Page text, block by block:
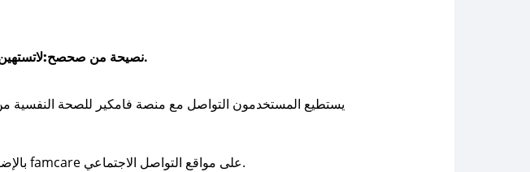
نصيحة من صحصح:لاتستهين بصحتك النفسية، فامكير يوفر أخصائيين مرخصين يمختلف التخصصات والمجالات.
يستطيع المستخدمون التواصل مع منصة فامكير للصحة النفسية من
بالإضافة أنه يمكن طلب المساعدة والدعم عن طريق أي من الصفحات الرسمية لمنصة famcare على مواقع التواصل الاجتماعي.